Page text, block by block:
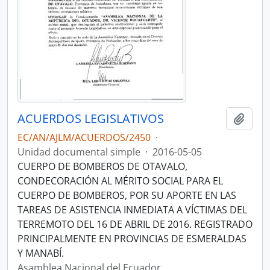
ACUERDOS LEGISLATIVOS
EC/AN/AJLM/ACUERDOS/2450 ·
Unidad documental simple · 2016-05-05
CUERPO DE BOMBEROS DE OTAVALO,
CONDECORACIÓN AL MÉRITO SOCIAL PARA EL
CUERPO DE BOMBEROS, POR SU APORTE EN LAS
TAREAS DE ASISTENCIA INMEDIATA A VÍCTIMAS DEL
TERREMOTO DEL 16 DE ABRIL DE 2016. REGISTRADO
PRINCIPALMENTE EN PROVINCIAS DE ESMERALDAS
Y MANABÍ.